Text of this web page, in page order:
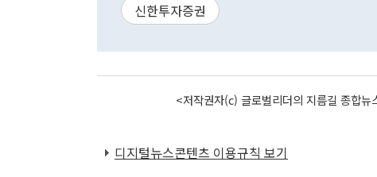
신한투자증권
<저작권자(c) 글로벌리더의 지름길 종합
디지털뉴스콘텐츠 이용규칙 보기